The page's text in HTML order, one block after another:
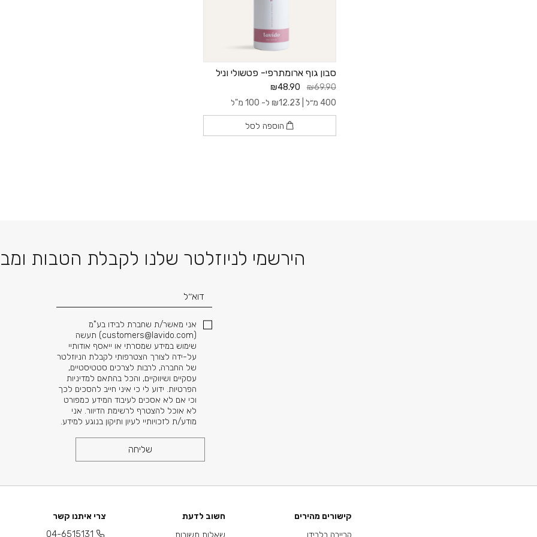
סבון גוף ארומתרפי- פטשולי וניל
₪69.90
₪48.90
400 מ״ל |
₪12.23 ל- 100 מ"ל
הוספה לסל
הירשמי לניוזלטר שלנו לקבלת הטבות
דוא׳׳ל
אני מאשר/ת שחברת לבידו בע"מ
(
customers@lavido.com) תעשה
שימוש במידע שמסרתי או ייאסף אודותיי
על-ידה לצורך הצטרפותי לקבלת הניוזלטר
של החברה, לרבות לצרכים סטטיסטיים,
עסקיים ושיווקיים, והכל בהתאם למדיניות
הפרטיות. ידוע לי כי איני חייב להסכים לכך
וכי אם לא אסכים לעיבוד המידע כמפורט
לא אוכל להצטרף לרשימת הדיוור. אני
מודע/ת לזכויותיי לעיון ותיקון בנוגע למידע.
שליחה
קישורים מהירים
חשוב לדעת
צרי איתנו קשר
04-6515131